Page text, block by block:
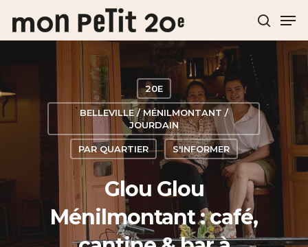
Hit enter to search or ESC to close
20E
BELLEVILLE / MÉNILMONTANT /
JOURDAIN
PAR QUARTIER S'INFORMER
Glou Glou
Ménilmontant : café,